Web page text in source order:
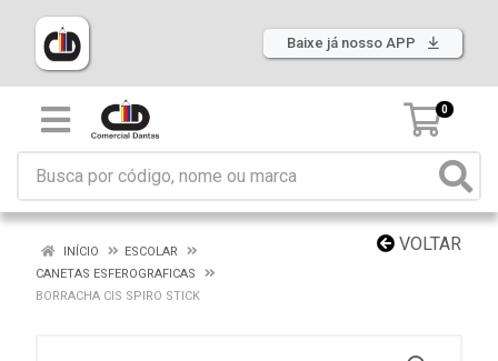
Baixe já nosso APP
0
VOLTAR
INÍCIO
ESCOLAR
CANETAS ESFEROGRAFICAS
BORRACHA CIS SPIRO STICK